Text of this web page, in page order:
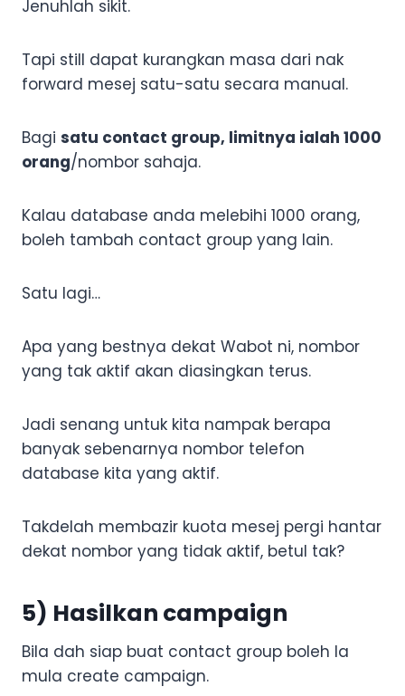
Jenuhlah sikit.
Tapi still dapat kurangkan masa dari nak
forward mesej satu-satu secara manual.
Bagi satu contact group, limitnya ialah 1000
orang/nombor sahaja.
Kalau database anda melebihi 1000 orang,
boleh tambah contact group yang lain.
Satu lagi…
Apa yang bestnya dekat Wabot ni, nombor
yang tak aktif akan diasingkan terus.
Jadi senang untuk kita nampak berapa
banyak sebenarnya nombor telefon
database kita yang aktif.
Takdelah membazir kuota mesej pergi hantar
dekat nombor yang tidak aktif, betul tak?
5) Hasilkan campaign
Bila dah siap buat contact group boleh la
mula create campaign.